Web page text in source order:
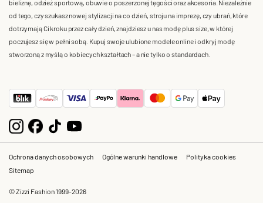
bieliznę, odzież sportową, obuwie o poszerzonej tęgości oraz akcesoria. Niezależnie
od tego, czy szukasz nowej stylizacji na co dzień, stroju na imprezę, czy ubrań, które
dotrzymają Ci kroku przez cały dzień, znajdziesz u nas modę plus size, w której
poczujesz się w pełni sobą. Kupuj swoje ulubione modele online i odkryj modę
stworzoną z myślą o kobiecych kształtach – a nie tylko o standardach.
Ochrona danych osobowych Ogólne warunki handlowe
Polityka cookies
Sitemap
© Zizzi Fashion 1999-2026